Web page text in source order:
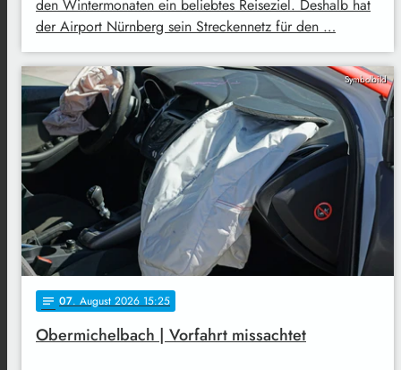
den Wintermonaten ein beliebtes Reiseziel. Deshalb hat
der Airport Nürnberg sein Streckennetz für den …
Symbolbild
notes 07. August 2026 15:25
Obermichelbach | Vorfahrt missachtet